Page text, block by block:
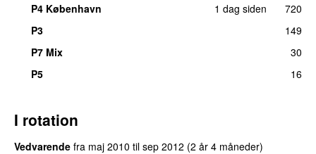
P4 København
1 dag siden
720
P3
149
P7 Mix
30
P5
16
I rotation
Vedvarende fra maj 2010 til sep 2012 (2 år 4 måneder)